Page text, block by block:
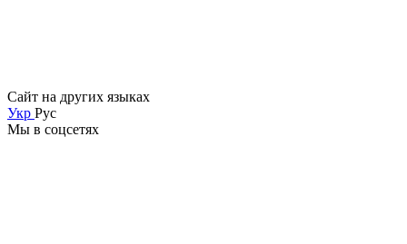
Сайт на других языках
Укр Рус
Мы в соцсетях